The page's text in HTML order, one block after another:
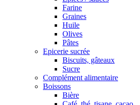
Farine
Graines
Huile
Olives
Pâtes
Epicerie sucrée
Biscuits, gâteaux
Sucre
Complément alimentaire
Boissons
Bière